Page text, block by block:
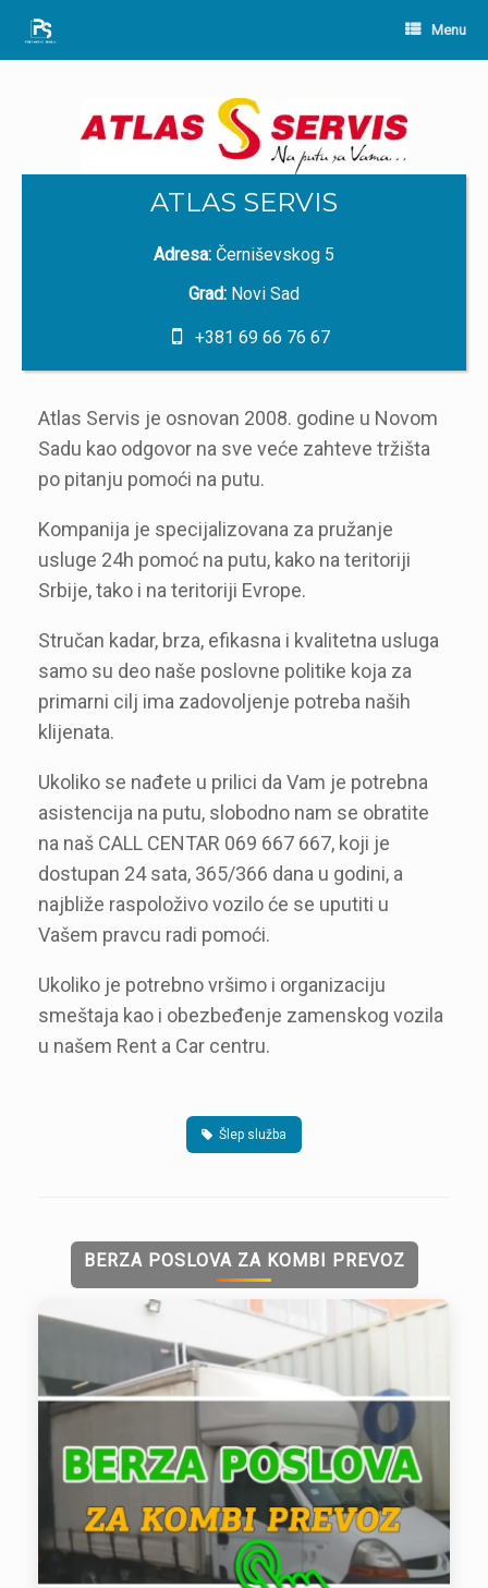
Menu
ATLAS SERVIS
Adresa: Černiševskog 5
Grad: Novi Sad
+381 69 66 76 67
Atlas Servis je osnovan 2008. godine u Novom
Sadu kao odgovor na sve veće zahteve tržišta
po pitanju pomoći na putu.
Kompanija je specijalizovana za pružanje
usluge 24h pomoć na putu, kako na teritoriji
Srbije, tako i na teritoriji Evrope.
Stručan kadar, brza, efikasna i kvalitetna usluga
samo su deo naše poslovne politike koja za
primarni cilj ima zadovoljenje potreba naših
klijenata.
Ukoliko se nađete u prilici da Vam je potrebna
asistencija na putu, slobodno nam se obratite
na naš CALL CENTAR 069 667 667, koji je
dostupan 24 sata, 365/366 dana u godini, a
najbliže raspoloživo vozilo će se uputiti u
Vašem pravcu radi pomoći.
Ukoliko je potrebno vršimo i organizaciju
smeštaja kao i obezbeđenje zamenskog vozila
u našem Rent a Car centru.
Šlep služba
BERZA POSLOVA ZA KOMBI PREVOZ